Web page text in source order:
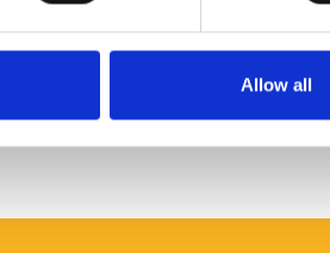
Allow all
en watersporters.